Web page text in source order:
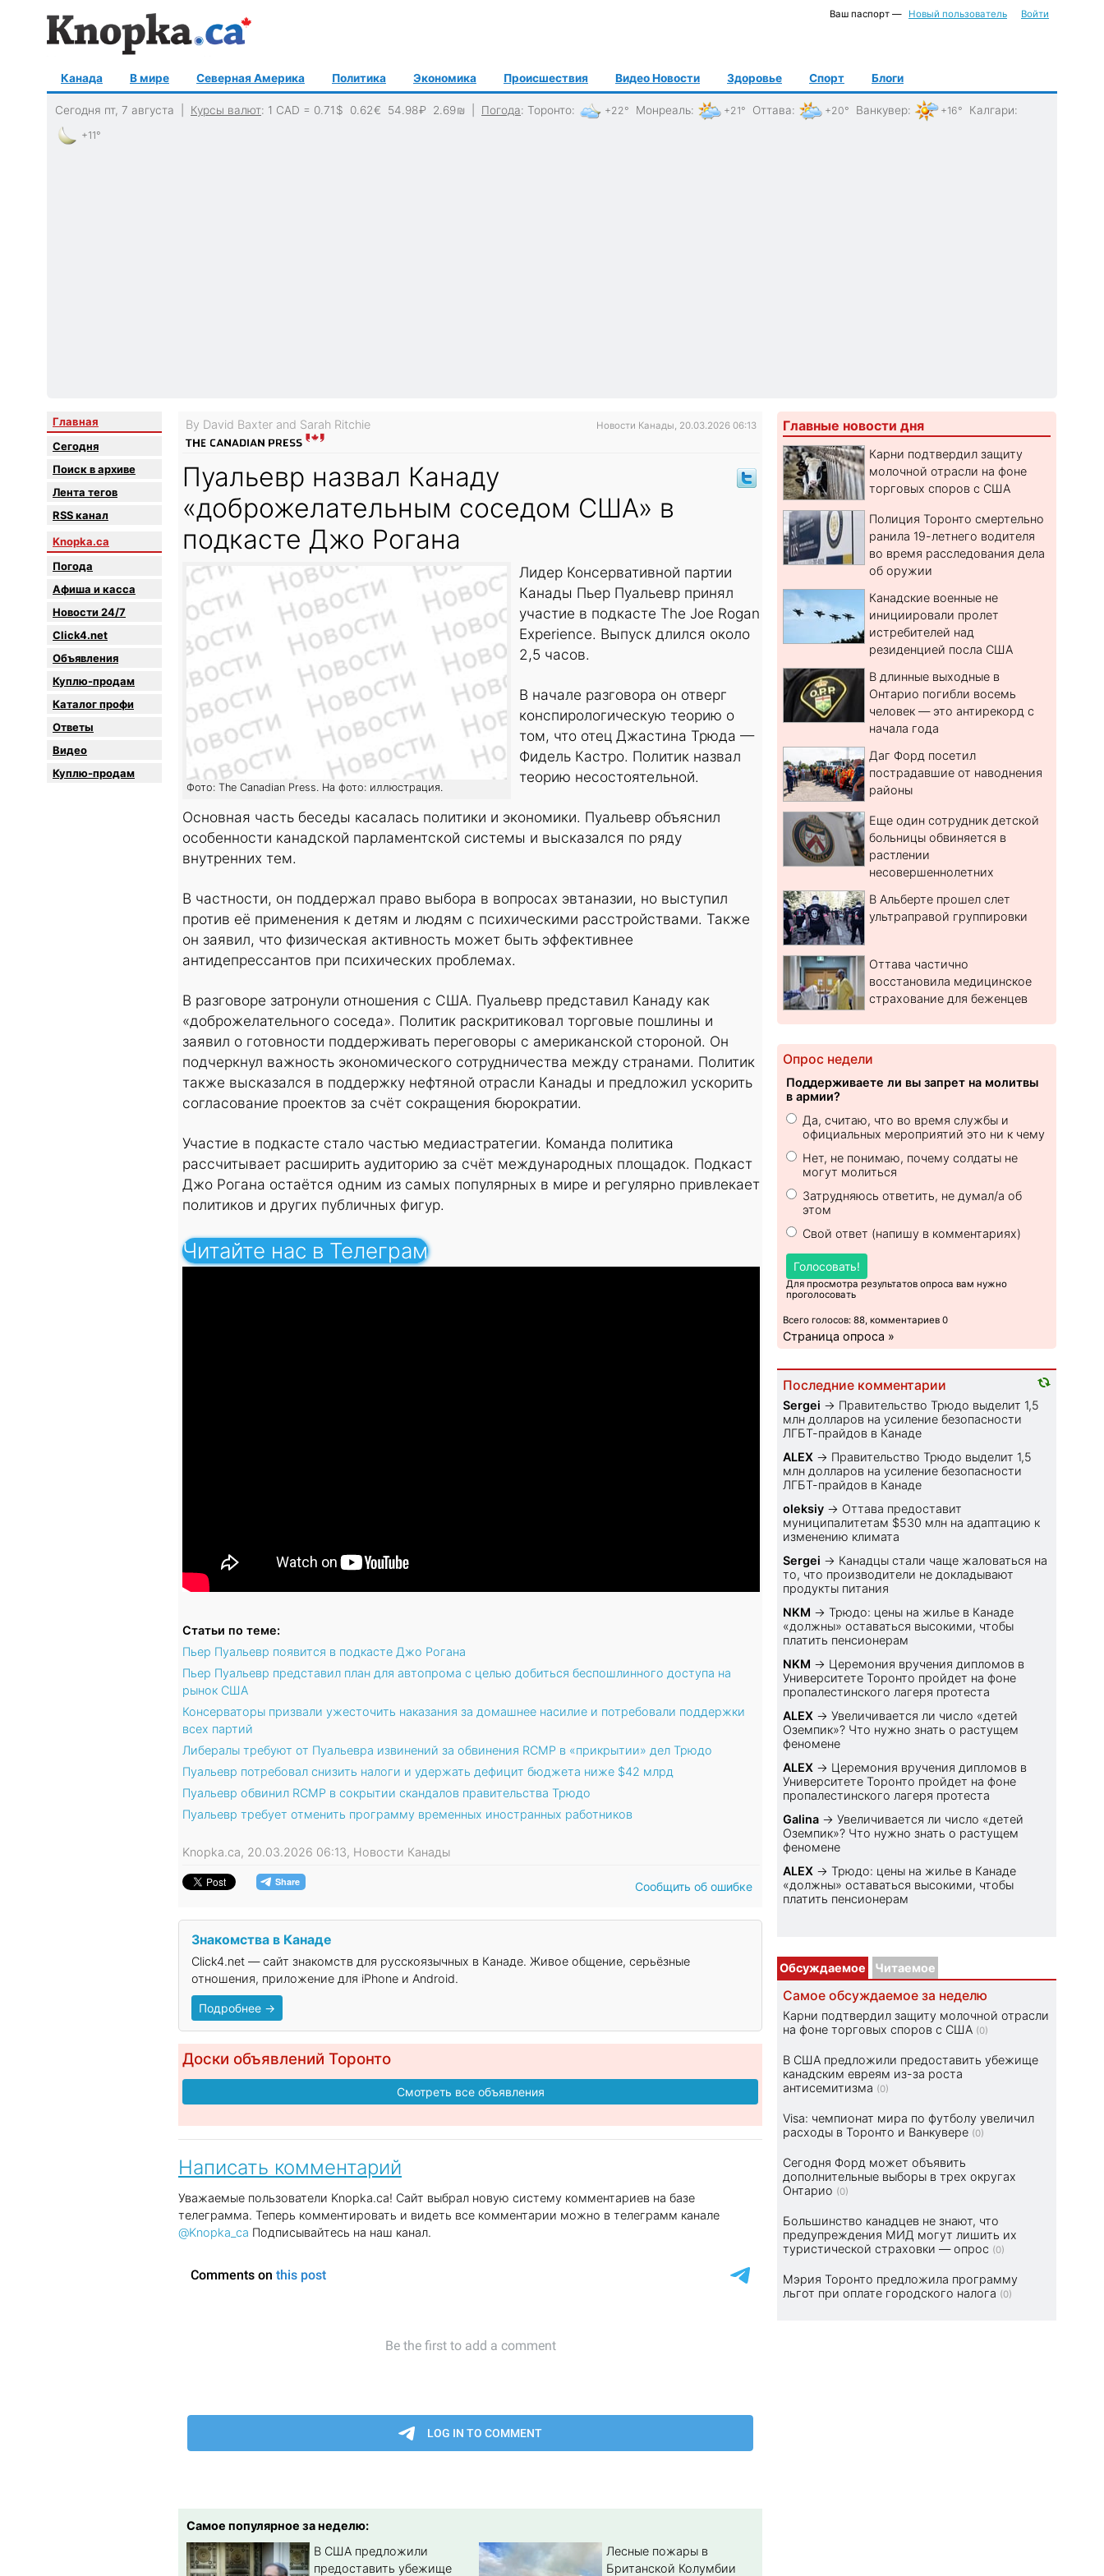
Ваш паспорт — Новый пользователь Войти
Канада В мире Северная Америка Политика Экономика Происшествия Видео Новости Здоровье Спорт Блоги
Сегодня пт, 7 августа | Курсы валют: 1 CAD = 0.71 $ 0.62€ 54.98₽ 2.69₪ Погода: Торонто: +22° Монреаль: +21° Оттава: +20° Ванкувер: +16° Калгари:
+11°
Главная
Сегодня
Поиск в архиве
Лента тегов
RSS канал
Knopka.ca
Погода
Афиша и касса
Новости 24/7
Click4.net
Объявления
Куплю-продам
Каталог профи
Oтветы
Видео
Куплю-продам
By David Baxter and Sarah Ritchie Новости Канады, 20.03.2026 06:13
Пуальевр назвал Канаду
«доброжелательным соседом США» в
подкасте Джо Рогана
Фото: The Canadian Press. На фото: иллюстрация.
Лидер Консервативной партии
Канады Пьер Пуальевр принял
участие в подкасте The Joe Rogan
Experience. Выпуск длился около
2,5 часов.
В начале разговора он отверг
конспирологическую теорию о
том, что отец Джастина Трюда —
Фидель Кастро. Политик назвал
теорию несостоятельной.
Основная часть беседы касалась политики и экономики. Пуальевр объяснил
особенности канадской парламентской системы и высказался по ряду
внутренних тем.
В частности, он поддержал право выбора в вопросах эвтаназии, но выступил
против её применения к детям и людям с психическими расстройствами. Также
он заявил, что физическая активность может быть эффективнее
антидепрессантов при психических проблемах.
В разговоре затронули отношения с США. Пуальевр представил Канаду как
«доброжелательного соседа». Политик раскритиковал торговые пошлины и
заявил о готовности поддерживать переговоры с американской стороной. Он
подчеркнул важность экономического сотрудничества между странами. Политик
также высказался в поддержку нефтяной отрасли Канады и предложил ускорить
согласование проектов за счёт сокращения бюрократии.
Участие в подкасте стало частью медиастратегии. Команда политика
рассчитывает расширить аудиторию за счёт международных площадок. Подкаст
Джо Рогана остаётся одним из самых популярных в мире и регулярно привлекает
политиков и других публичных фигур.
Читайте нас в Телеграм
Статьи по теме:
Пьер Пуальевр появится в подкасте Джо Рогана
Пьер Пуальевр представил план для автопрома с целью добиться беспошлинного доступа на
рынок США
Консерваторы призвали ужесточить наказания за домашнее насилие и потребовали поддержки
всех партий
Либералы требуют от Пуальевра извинений за обвинения RCMP в «прикрытии» дел Трюдо
Пуальевр потребовал снизить налоги и удержать дефицит бюджета ниже $42 млрд
Пуальевр обвинил RCMP в сокрытии скандалов правительства Трюдо
Пуальевр требует отменить программу временных иностранных работников
Knopka.ca, 20.03.2026 06:13, Новости Канады
Сообщить об ошибке
Знакомства в Канаде
Click4.net — сайт знакомств для русскоязычных в Канаде. Живое общение, серьёзные
отношения, приложение для iPhone и Android.
Подробнее →
Доски объявлений Торонто
Смотреть все объявления
Написать комментарий
Уважаемые пользователи Knopka.ca! Сайт выбрал новую систему комментариев на базе
телеграмма. Теперь комментировать и видеть все комментарии можно в телеграмм канале
@Knopka_ca Подписывайтесь на наш канал.
Самое популярное за неделю:
В США предложили
предоставить убежище
Лесные пожары в
Британской Колумбии
Главные новости дня
Карни подтвердил защиту
молочной отрасли на фоне
торговых споров с США
Полиция Торонто смертельно
ранила 19-летнего водителя
во время расследования дела
об оружии
Канадские военные не
инициировали пролет
истребителей над
резиденцией посла США
В длинные выходные в
Онтарио погибли восемь
человек — это антирекорд с
начала года
Даг Форд посетил
пострадавшие от наводнения
районы
Еще один сотрудник детской
больницы обвиняется в
растлении
несовершеннолетних
В Альберте прошел слет
ультраправой группировки
Оттава частично
восстановила медицинское
страхование для беженцев
Опрос недели
Поддерживаете ли вы запрет на молитвы
в армии?
Да, считаю, что во время службы и
официальных мероприятий это ни к чему
Нет, не понимаю, почему солдаты не
могут молиться
Затрудняюсь ответить, не думал/а об
этом
Свой ответ (напишу в комментариях)
Голосовать!
Для просмотра результатов опроса вам нужно
проголосовать
Всего голосов: 88, комментариев 0
Страница опроса »
Последние комментарии
Sеrgei → Правительство Трюдо выделит 1,5
млн долларов на усиление безопасности
ЛГБТ-прайдов в Канаде
ALEX → Правительство Трюдо выделит 1,5
млн долларов на усиление безопасности
ЛГБТ-прайдов в Канаде
oleksiy → Оттава предоставит
муниципалитетам $530 млн на адаптацию к
изменению климата
Sеrgei → Канадцы стали чаще жаловаться на
то, что производители не докладывают
продукты питания
NKM →Трюдо: цены на жилье в Канаде
«должны» оставаться высокими, чтобы
платить пенсионерам
NKM → Церемония вручения дипломов в
Университете Торонто пройдет на фоне
пропалестинского лагеря протеста
ALEX →Увеличивается ли число «детей
Оземпик»? Что нужно знать о растущем
феномене
ALEX → Церемония вручения дипломов в
Университете Торонто пройдет на фоне
пропалестинского лагеря протеста
Galina →Увеличивается ли число «детей
Оземпик»? Что нужно знать о растущем
феномене
ALEX →Трюдо: цены на жилье в Канаде
«должны» оставаться высокими, чтобы
платить пенсионерам
Обсуждаемое Читаемое
Самое обсуждаемое за неделю
Карни подтвердил защиту молочной отрасли
на фоне торговых споров с США (0)
В США предложили предоставить убежище
канадским евреям из-за роста
антисемитизма (0)
Visa: чемпионат мира по футболу увеличил
расходы в Торонто и Ванкувере (0)
Сегодня Форд может объявить
дополнительные выборы в трех округах
Онтарио (0)
Большинство канадцев не знают, что
предупреждения МИД могут лишить их
туристической страховки — опрос (0)
Мэрия Торонто предложила программу
льгот при оплате городского налога (0)